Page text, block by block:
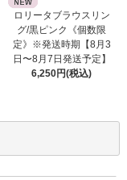
ロリータブラウスリン
グ/黒ピンク《個数限
定》※発送時期【8月3
日〜8月7日発送予定】
6,250円(税込)